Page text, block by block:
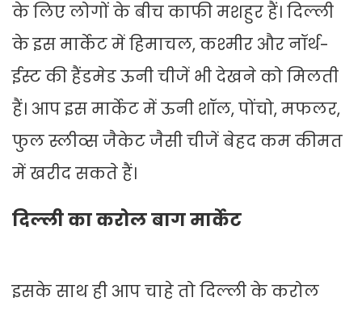
के लिए लोगों के बीच काफी मशहुर हैं। दिल्ली
के इस मार्केट में हिमाचल, कश्मीर और नॉर्थ-
ईस्ट की हैंडमेड ऊनी चीजें भी देखने को मिलती
हैं। आप इस मार्केट में ऊनी शॉल, पोंचो, मफलर,
फुल स्लीव्स जैकेट जैसी चीजें बेहद कम कीमत
में खरीद सकते हैं।
दिल्ली का करोल बाग मार्केट
इसके साथ ही आप चाहे तो दिल्ली के करोल